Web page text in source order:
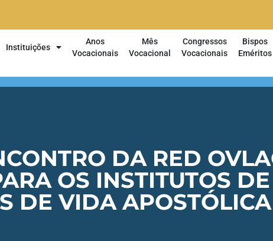
Instituições
Anos
Vocacionais
Mês
Vocacional
Congressos
Vocacionais
Bispos
Eméritos
DA RED
OS INSTITUTOS
DE VIDA APOSTÓLICA